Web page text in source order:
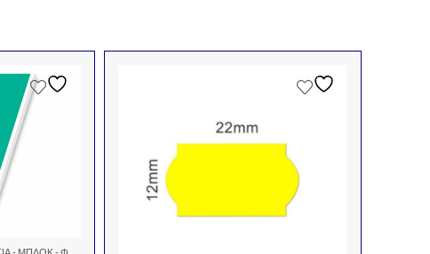
- ΜΠΛΌΚ - ΦΆΚΕΛΟΙ